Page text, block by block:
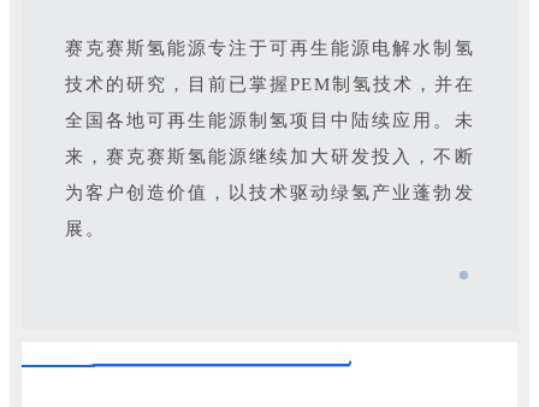
赛克赛斯氢能源专注于可再生能源电解水制氢
技术的研究，目前已掌握PEM制氢技术，并在
全国各地可再生能源制氢项目中陆续应用。未
来，赛克赛斯氢能源继续加大研发投入，不断
为客户创造价值，以技术驱动绿氢产业蓬勃发
展。